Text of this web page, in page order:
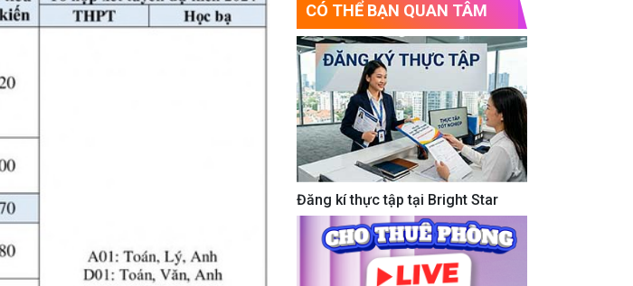
CÓ THỂ BẠN QUAN TÂM
Đăng kí thực tập tại Bright Star